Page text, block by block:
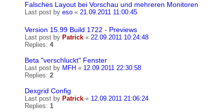
Falsches Layout bei Vorschau und mehreren Monitoren
Last post by eso « 21.09.2011 11:00:45
Version 15.99 Build 1722 - Previews
Last post by Patrick « 22.09.2011 10:24:48
Replies: 4
Beta "verschluckt" Fenster
Last post by MFH « 12.09.2011 22:30:58
Replies: 2
Dexgrid Config
Last post by Patrick « 12.09.2011 21:06:24
Replies: 1